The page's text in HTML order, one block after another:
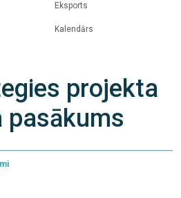
Eksports
Kalendārs
projekta
pasākums